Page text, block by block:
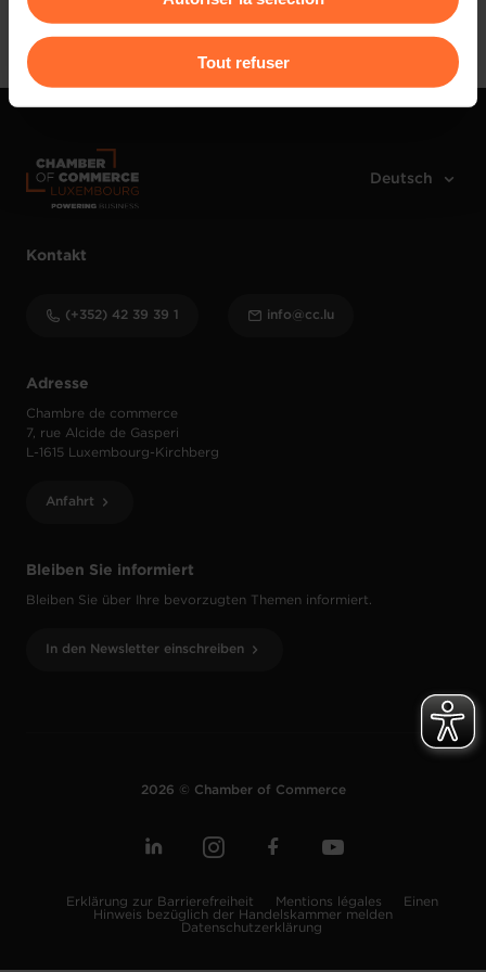
Pour de plus amples informations sur la manière dont
nous utilisons lescookies et sommes amenés à traiter
vos données personnelles, vous pouvez consulter notre
protection des données personnelles
Tout refuser
Anmelden
Bleiben Sie informiert
Bleiben Sie über Ihre bevorzugten Themen informiert.
In den Newsletter einschreiben
Adresse
Chambre de commerce
7, rue Alcide de Gasperi
L-1615 Luxembourg-Kirchberg
Anfahrt
Kontakt
(+352) 42 39 39 1 info@cc.lu
2026 © Chamber of Commerce
Erklärung zur Barrierefreiheit Mentions légales
Einen
Hinweis bezüglich der Handelskammer melden
Datenschutzerklärung